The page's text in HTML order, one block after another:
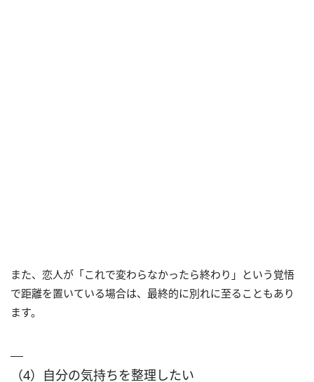
また、恋人が「これで変わらなかったら終わり」という覚悟
で距離を置いている場合は、最終的に別れに至ることもあり
ます。
（4）自分の気持ちを整理したい